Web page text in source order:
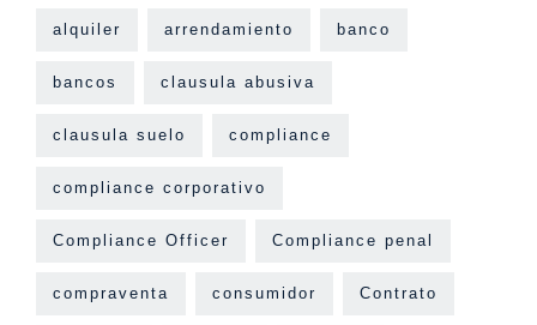
alquiler arrendamiento banco
bancos clausula abusiva
clausula suelo compliance
compliance corporativo
Compliance Officer Compliance penal
compraventa consumidor Contrato